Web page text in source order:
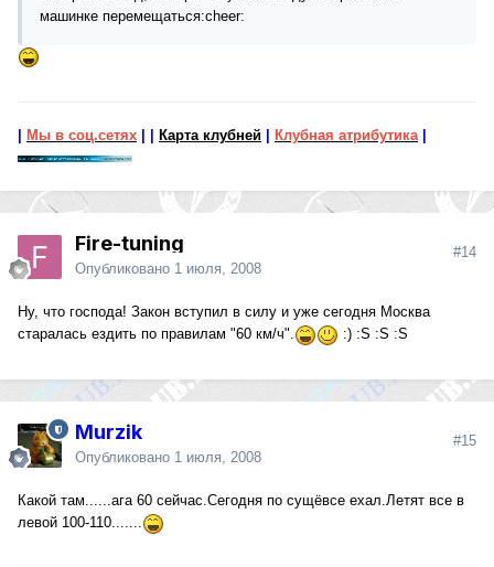
машинке перемещаться:cheer:
Мы в соц.сетях Карта клубней Клубная атрибутика|
Fire-tuning
Опубликовано 1 июля, 2008
#14
Ну, что господа! Закон вступил в силу и уже сегодня Москва
старалась ездить по правилам "60 км/ч".
:) :S :S :S
Murzik
Опубликовано 1 июля, 2008
#15
Какой там......ага 60 сейчас.Сегодня по сущёвсе ехал.Летят все в
левой 100-110.......